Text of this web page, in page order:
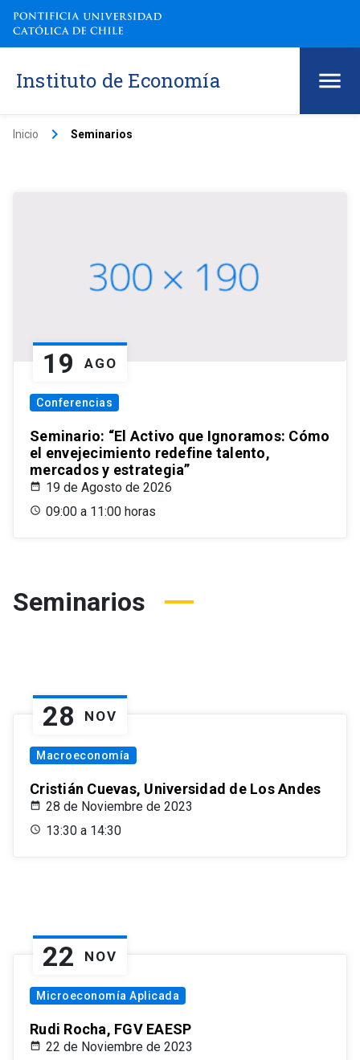
Instituto de Economía
Inicio keyboard_arrow_right Seminarios
19 AGO
Conferencias
Seminario: “El Activo que Ignoramos: Cómo
el envejecimiento redefine talento,
mercados y estrategia”
19 de Agosto de 2026
09:00 a 11:00 horas
Seminarios
28 NOV
Macroeconomía
Cristián Cuevas, Universidad de Los Andes
28 de Noviembre de 2023
13:30 a 14:30
22 NOV
Microeconomía Aplicada
Rudi Rocha, FGV EAESP
22 de Noviembre de 2023